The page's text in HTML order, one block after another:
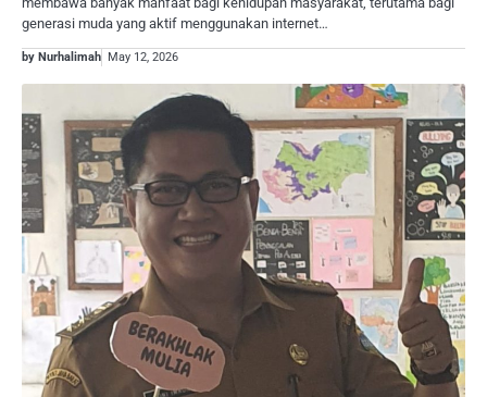
generasi muda yang aktif menggunakan internet…
by Nurhalimah May 12, 2026